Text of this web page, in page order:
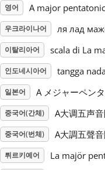
Tiếng Việt
Türkçe
Українська
简体中文
繁體中文
영어 A major
우크라이나어 ля лад
이탈리아어 scala di La
인도네시아어 tangga
일본어 A メジャーペン
중국어(간체) A大调五声
중국어(번체) A大調五聲
튀르키예어 La majör